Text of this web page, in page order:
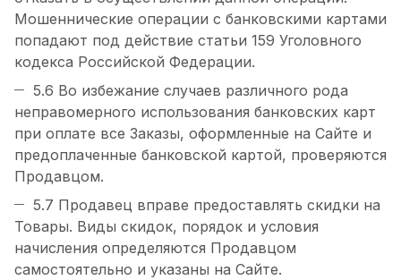
Мошеннические операции с банковскими картами
попадают под действие статьи 159 Уголовного
кодекса Российской Федерации.
5.6 Во избежание случаев различного рода
неправомерного использования банковских карт
при оплате все Заказы, оформленные на Сайте и
предоплаченные банковской картой, проверяются
Продавцом.
5.7 Продавец вправе предоставлять скидки на
Товары. Виды скидок, порядок и условия
начисления определяются Продавцом
самостоятельно и указаны на Сайте.